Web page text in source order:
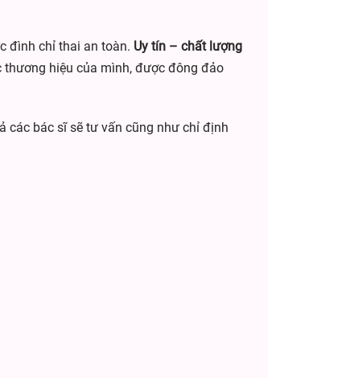
đình chỉ thai an toàn. Uy tín – chất lượng
thương hiệu của mình, được đông đảo
các bác sĩ sẽ tư vấn cũng như chỉ định